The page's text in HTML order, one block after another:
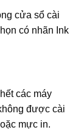
cửa sổ cài
có nhãn Ink
các máy
được cài
mực in.